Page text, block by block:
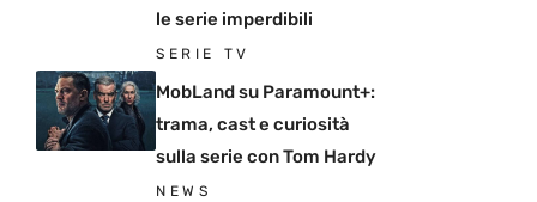
le serie imperdibili
SERIE TV
MobLand su Paramount+:
trama, cast e curiosità
sulla serie con Tom Hardy
NEWS